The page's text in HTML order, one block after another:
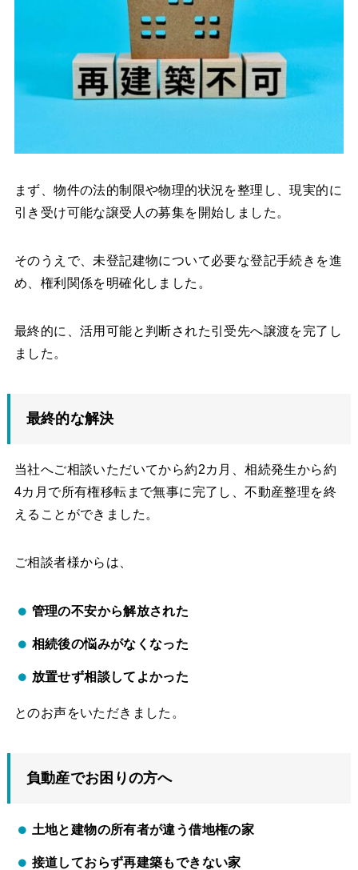
まず、物件の法的制限や物理的状況を整理し、現実的に
引き受け可能な譲受人の募集を開始しました。
そのうえで、未登記建物について必要な登記手続きを進
め、権利関係を明確化しました。
最終的に、活用可能と判断された引受先へ譲渡を完了し
ました。
最終的な解決
当社へご相談いただいてから約2カ月、相続発生から約
4カ月で所有権移転まで無事に完了し、不動産整理を終
えることができました。
ご相談者様からは、
管理の不安から解放された
相続後の悩みがなくなった
放置せず相談してよかった
とのお声をいただきました。
負動産でお困りの方へ
土地と建物の所有者が違う借地権の家
接道しておらず再建築もできない家